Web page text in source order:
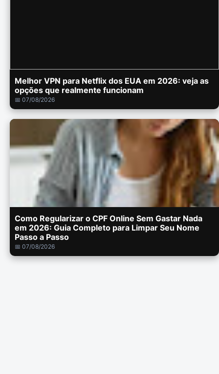
Melhor VPN para Netflix dos EUA em 2026: veja as
opções que realmente funcionam
📅 07/08/2026
Como Regularizar o CPF Online Sem Gastar Nada
em 2026: Guia Completo para Limpar Seu Nome
Passo a Passo
📅 07/08/2026